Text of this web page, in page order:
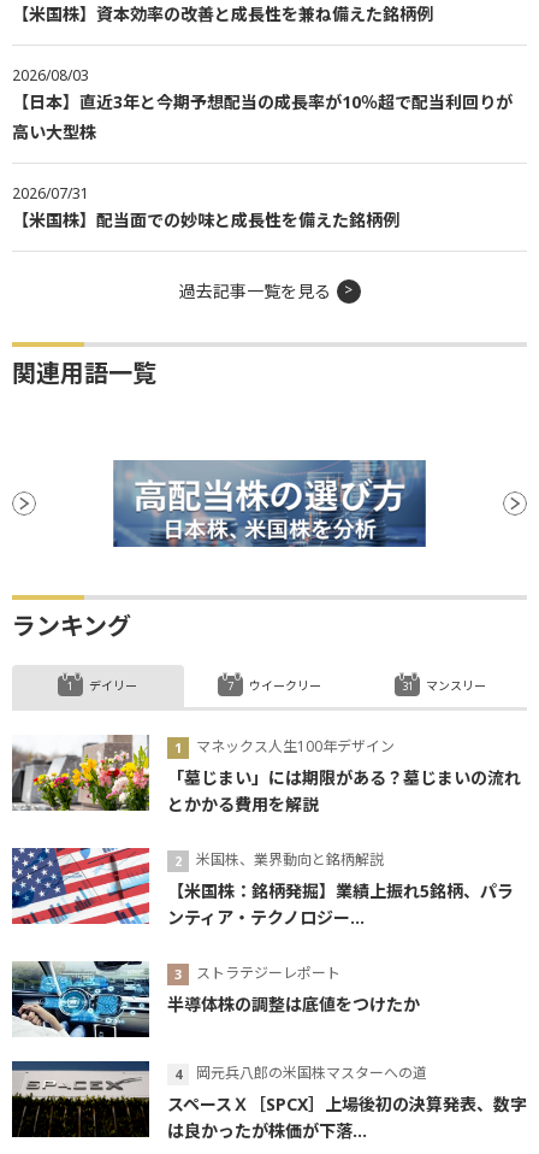
【米国株】資本効率の改善と成長性を兼ね備えた銘柄例
2026/08/03
【日本】直近3年と今期予想配当の成長率が10％超で配当利回りが
高い大型株
2026/07/31
【米国株】配当面での妙味と成長性を備えた銘柄例
過去記事一覧を見る
関連用語一覧
ランキング
デイリー
マネックス人生100年デザイン
「墓じまい」には期限がある？墓じまいの流れ
とかかる費用を解説
米国株、業界動向と銘柄解説
【米国株：銘柄発掘】業績上振れ5銘柄、パラ
ンティア・テクノロジー...
ストラテジーレポート
半導体株の調整は底値をつけたか
岡元兵八郎の米国株マスターへの道
スペースＸ［SPCX］上場後初の決算発表、数字
は良かったが株価が下落...
ウイークリー マンスリー